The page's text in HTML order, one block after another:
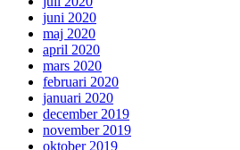
juni 2020
maj 2020
april 2020
mars 2020
februari 2020
januari 2020
december 2019
november 2019
oktober 2019